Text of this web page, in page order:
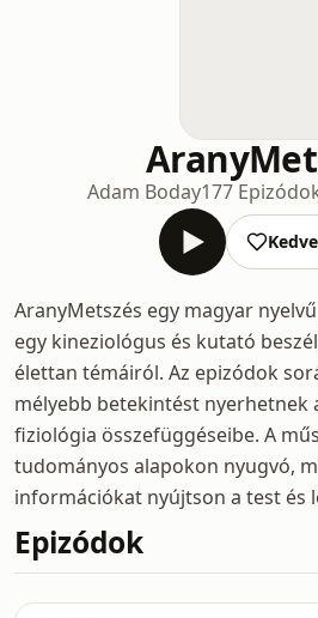
Adam Boday177
AranyMetszés egy magyar
egy kineziológus és kutató
élettan témáiról. Az epizódok
mélyebb betekintést nyerhetnek
fiziológia összefüggéseibe. A
tudományos alapokon nyugvó,
információkat nyújtson a test és
Epizódok